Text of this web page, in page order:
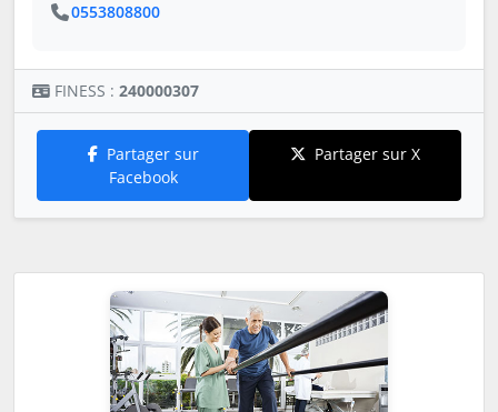
0553808800
FINESS : 240000307
Partager sur
Facebook
Partager sur X